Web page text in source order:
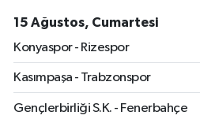
15 Ağustos, Cumartesi
Konyaspor - Rizespor
Kasımpaşa - Trabzonspor
Gençlerbirliği S.K. - Fenerbahçe